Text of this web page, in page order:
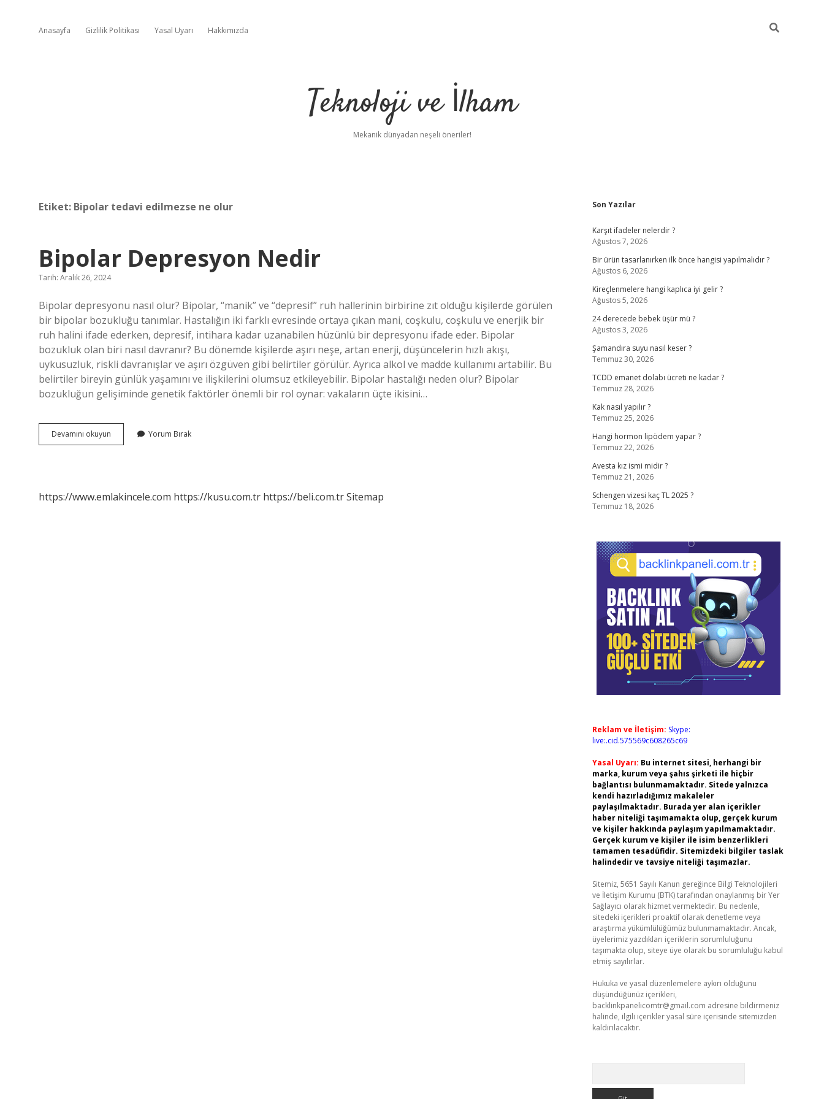
Anasayfa Gizlilik Politikası Yasal Uyarı Hakkımızda
Teknoloji ve İlham
Mekanik dünyadan neşeli öneriler!
Etiket: Bipolar tedavi edilmezse ne olur
Bipolar Depresyon Nedir
Tarih: Aralık 26, 2024
Bipolar depresyonu nasıl olur? Bipolar, “manik” ve “depresif” ruh hallerinin birbirine zıt olduğu kişilerde görülen
bir bipolar bozukluğu tanımlar. Hastalığın iki farklı evresinde ortaya çıkan mani, coşkulu, coşkulu ve enerjik bir
ruh halini ifade ederken, depresif, intihara kadar uzanabilen hüzünlü bir depresyonu ifade eder. Bipolar
bozukluk olan biri nasıl davranır? Bu dönemde kişilerde aşırı neşe, artan enerji, düşüncelerin hızlı akışı,
uykusuzluk, riskli davranışlar ve aşırı özgüven gibi belirtiler görülür. Ayrıca alkol ve madde kullanımı artabilir. Bu
belirtiler bireyin günlük yaşamını ve ilişkilerini olumsuz etkileyebilir. Bipolar hastalığı neden olur? Bipolar
bozukluğun gelişiminde genetik faktörler önemli bir rol oynar: vakaların üçte ikisini…
Devamını okuyun
Depresyon
Yorum Bırak
https://www.emlakincele.com https://kusu.com.tr https://beli.com.trSitemap
Sidebar
Son Yazılar
Karşıt ifadeler nelerdir ?
Ağustos 7, 2026
Bir ürün tasarlanırken ilk önce hangisi yapılmalıdır ?
Ağustos 6, 2026
Kireçlenmelere hangi kaplıca iyi gelir ?
Ağustos 5, 2026
24 derecede bebek üşür mü ?
Ağustos 3, 2026
Şamandıra suyu nasıl keser ?
Temmuz 30, 2026
TCDD emanet dolabı ücreti ne kadar ?
Temmuz 28, 2026
Kak nasıl yapılır ?
Temmuz 25, 2026
Hangi hormon lipödem yapar ?
Temmuz 22, 2026
Avesta kız ismi midir ?
Temmuz 21, 2026
Schengen vizesi kaç TL 2025 ?
Temmuz 18, 2026
Reklam ve İletişim: Skype:
live:.cid.575569c608265c69
Yasal Uyarı: Bu internet sitesi, herhangi bir
marka, kurum veya şahıs şirketi ile hiçbir
bağlantısı bulunmamaktadır. Sitede yalnızca
kendi hazırladığımız makaleler
paylaşılmaktadır. Burada yer alan içerikler
haber niteliği taşımamakta olup, gerçek kurum
ve kişiler hakkında paylaşım yapılmamaktadır.
Gerçek kurum ve kişiler ile isim benzerlikleri
tamamen tesadüfidir. Sitemizdeki bilgiler taslak
halindedir ve tavsiye niteliği taşımazlar.
Sitemiz, 5651 Sayılı Kanun gereğince Bilgi Teknolojileri
ve İletişim Kurumu (BTK) tarafından onaylanmış bir Yer
Sağlayıcı olarak hizmet vermektedir. Bu nedenle,
sitedeki içerikleri proaktif olarak denetleme veya
araştırma yükümlülüğümüz bulunmamaktadır. Ancak,
üyelerimiz yazdıkları içeriklerin sorumluluğunu
taşımakta olup, siteye üye olarak bu sorumluluğu kabul
etmiş sayılırlar.
Hukuka ve yasal düzenlemelere aykırı olduğunu
düşündüğünüz içerikleri,
backlinkpanelicomtr@gmail.com adresine bildirmeniz
halinde, ilgili içerikler yasal süre içerisinde sitemizden
kaldırılacaktır.